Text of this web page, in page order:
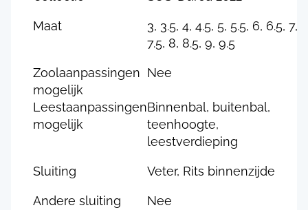
Maat
3, 3.5, 4, 4.5, 5, 5.5, 6, 6.5, 7,
7.5, 8, 8.5, 9, 9.5
Zoolaanpassingen
mogelijk
Nee
Leestaanpassingen
mogelijk
Binnenbal, buitenbal,
teenhoogte,
leestverdieping
Sluiting Veter, Rits binnenzijde
Andere sluiting
Nee